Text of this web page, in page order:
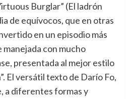
Burglar” (El ladrón
de equívocos, que en otras
en un episodio más
manejada con mucho
presentada al mejor estilo
El versátil texto de Darío Fo,
a diferentes formas y